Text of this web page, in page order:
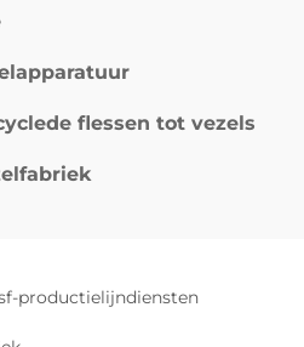
flessen tot vezels
productielijndiensten